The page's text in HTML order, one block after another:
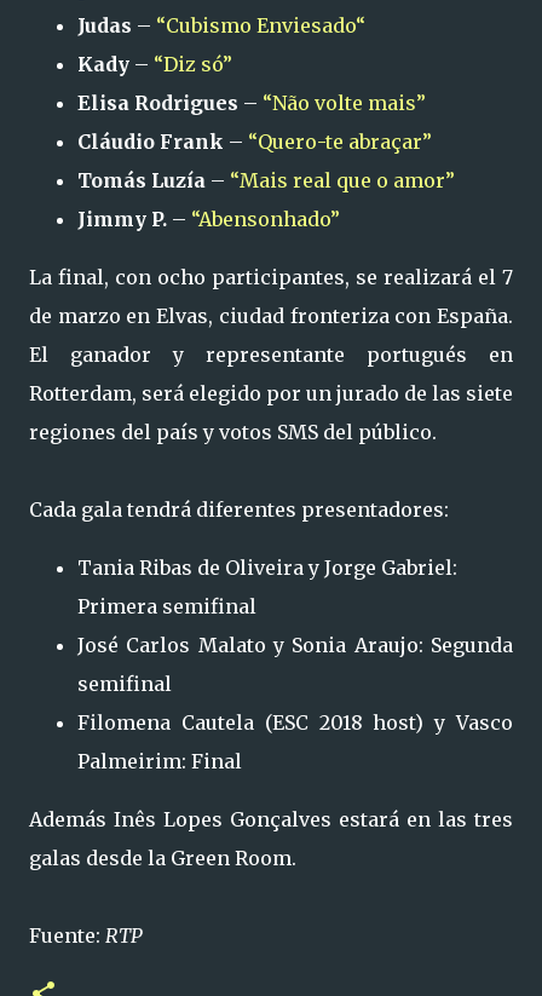
Judas – “Cubismo Enviesado“
Kady – “Diz só”
Elisa Rodrigues – “Não volte mais”
Cláudio Frank – “Quero-te abraçar”
Tomás Luzía – “Mais real que o amor”
Jimmy P. – “Abensonhado”
La final, con ocho participantes, se realizará el 7
de marzo en Elvas, ciudad fronteriza con España.
El ganador y representante portugués en
Rotterdam, será elegido por un jurado de las siete
regiones del país y votos SMS del público.
Cada gala tendrá diferentes presentadores:
Tania Ribas de Oliveira y Jorge Gabriel:
Primera semifinal
José Carlos Malato y Sonia Araujo: Segunda
semifinal
Filomena Cautela (ESC 2018 host) y Vasco
Palmeirim: Final
Además Inês Lopes Gonçalves estará en las tres
galas desde la Green Room.
Fuente: RTP